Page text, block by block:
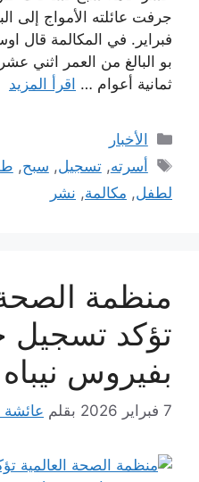
جرفت عائلته الأمواج
فبراير. في المكالمة قال
بو البالغ من العمر اثني
ثمانية أعوام … اقرأ المزيد
التصنيفات
الأخبار
الوسوم
أسرته,تسجيل, سبح,
لطفل, مكالمة, نشر
منظمة الصحة
تؤكد تسجيل
بفيروس
7 فبراير 2026 بقلم عائشة